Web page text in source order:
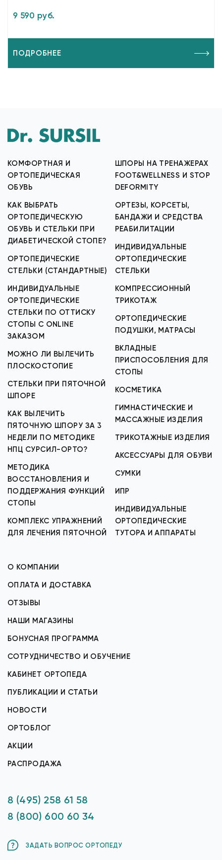
9 590 руб.
ПОДРОБНЕЕ
КОМФОРТНАЯ И
ОРТОПЕДИЧЕСКАЯ
ОБУВЬ
КАК ВЫБРАТЬ
ОРТОПЕДИЧЕСКУЮ
ОБУВЬ И СТЕЛЬКИ ПРИ
ДИАБЕТИЧЕСКОЙ СТОПЕ?
ОРТОПЕДИЧЕСКИЕ
СТЕЛЬКИ (СТАНДАРТНЫЕ)
ИНДИВИДУАЛЬНЫЕ
ОРТОПЕДИЧЕСКИЕ
СТЕЛЬКИ ПО ОТТИСКУ
СТОПЫ С ONLINE
ЗАКАЗОМ
МОЖНО ЛИ ВЫЛЕЧИТЬ
ПЛОСКОСТОПИЕ
СТЕЛЬКИ ПРИ ПЯТОЧНОЙ
ШПОРЕ
КАК ВЫЛЕЧИТЬ
ПЯТОЧНУЮ ШПОРУ ЗА 3
НЕДЕЛИ ПО МЕТОДИКЕ
НПЦ СУРСИЛ-ОРТО?
МЕТОДИКА
ВОССТАНОВЛЕНИЯ И
ПОДДЕРЖАНИЯ ФУНКЦИЙ
СТОПЫ
КОМПЛЕКС УПРАЖНЕНИЙ
ДЛЯ ЛЕЧЕНИЯ ПЯТОЧНОЙ
ШПОРЫ НА ТРЕНАЖЕРАХ
FOOT&WELLNESS И STOP
DEFORMITY
ОРТЕЗЫ, КОРСЕТЫ,
БАНДАЖИ И СРЕДСТВА
РЕАБИЛИТАЦИИ
ИНДИВИДУАЛЬНЫЕ
ОРТОПЕДИЧЕСКИЕ
СТЕЛЬКИ
КОМПРЕССИОННЫЙ
ТРИКОТАЖ
ОРТОПЕДИЧЕСКИЕ
ПОДУШКИ, МАТРАСЫ
ВКЛАДНЫЕ
ПРИСПОСОБЛЕНИЯ ДЛЯ
СТОПЫ
КОСМЕТИКА
ГИМНАСТИЧЕСКИЕ И
МАССАЖНЫЕ ИЗДЕЛИЯ
ТРИКОТАЖНЫЕ ИЗДЕЛИЯ
АКСЕССУАРЫ ДЛЯ ОБУВИ
СУМКИ
ИПР
ИНДИВИДУАЛЬНЫЕ
ОРТОПЕДИЧЕСКИЕ
ТУТОРА И АППАРАТЫ
О КОМПАНИИ
ОПЛАТА И ДОСТАВКА
ОТЗЫВЫ
НАШИ МАГАЗИНЫ
БОНУСНАЯ ПРОГРАММА
СОТРУДНИЧЕСТВО И ОБУЧЕНИЕ
КАБИНЕТ ОРТОПЕДА
ПУБЛИКАЦИИ И СТАТЬИ
НОВОСТИ
ОРТОБЛОГ
АКЦИИ
РАСПРОДАЖА
8 (495) 258 61 58
8 (800) 600 60 34
ЗАДАТЬ ВОПРОС ОРТОПЕДУ